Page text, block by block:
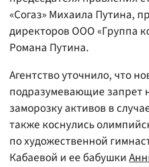
«Согаз» Михаила Путина,
директоров ООО «Группа
Романа Путина.
Агентство уточнило, что
подразумевающие запрет
заморозку активов в
также коснулись
по художественной
Кабаевой и ее бабушки